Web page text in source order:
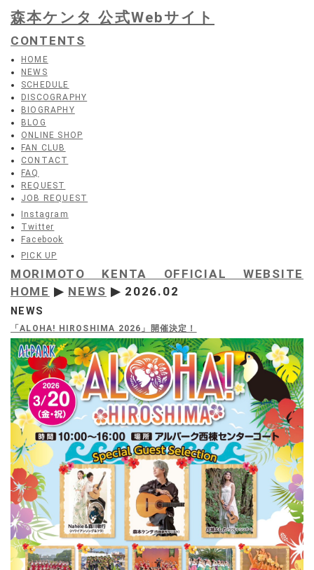
森本ケンタ 公式Webサイト
CONTENTS
HOME
NEWS
SCHEDULE
DISCOGRAPHY
BIOGRAPHY
BLOG
ONLINE SHOP
FAN CLUB
CONTACT
FAQ
REQUEST
JOB REQUEST
Instagram
Twitter
Facebook
PICK UP
MORIMOTO KENTA OFFICIAL WEBSITE
HOME ▶ NEWS ▶ 2026.02
NEWS
「ALOHA! HIROSHIMA 2026」開催決定！